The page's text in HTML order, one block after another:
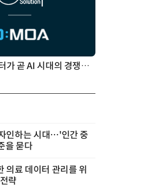
체계화 된 데이터가 곧 AI 시대의 경쟁력이다
인하는 시대…'인간 중
을 묻다
의료 데이터 관리를 위
략